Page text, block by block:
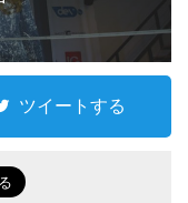
ツイートする